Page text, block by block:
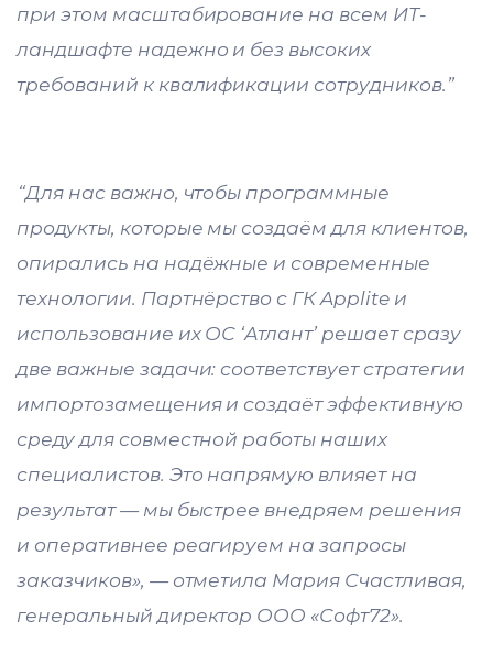
при этом масштабирование на всем ИТ-
ландшафте надежно и без высоких
требований к квалификации сотрудников.”
“Для нас важно, чтобы программные
продукты, которые мы создаём для клиентов,
опирались на надёжные и современные
технологии. Партнёрство с ГК Applite и
использование их ОС ‘Атлант’ решает сразу
две важные задачи: соответствует стратегии
импортозамещения и создаёт эффективную
среду для совместной работы наших
специалистов. Это напрямую влияет на
результат — мы быстрее внедряем решения
и оперативнее реагируем на запросы
заказчиков», — отметила Мария Счастливая,
генеральный директор ООО «Софт72».